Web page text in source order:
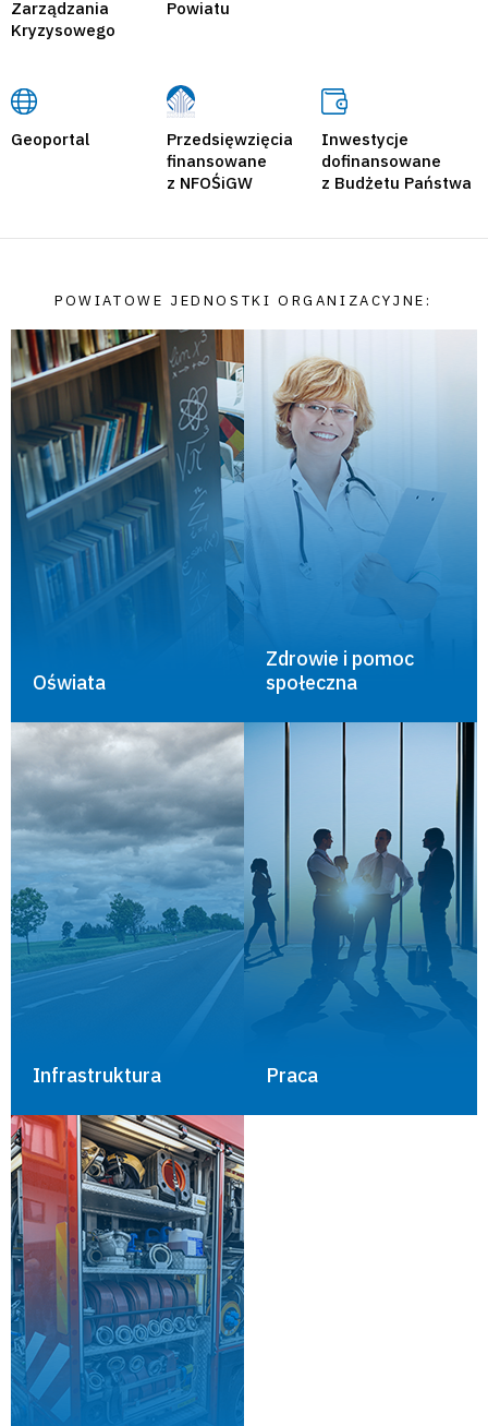
Zarządzania
Kryzysowego
Powiatu
Geoportal
Przedsięwzięcia
finansowane
z NFOŚiGW
Inwestycje
dofinansowane
z Budżetu Państwa
POWIATOWE JEDNOSTKI ORGANIZACYJNE:
Oświata
Zdrowie i pomoc
społeczna
Infrastruktura Praca